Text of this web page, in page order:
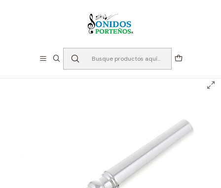
Instrumento de Viento
Accesorios Bronces